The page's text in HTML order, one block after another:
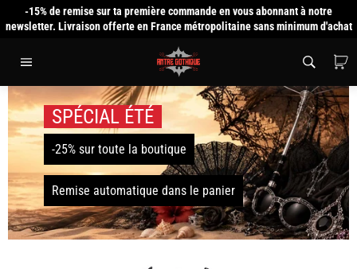
Passer
au
-15% de remise sur ta première commande en vous abonnant à notre
newsletter. Livraison offerte en France métropolitaine sans minimum d'achat
SPÉCIAL ÉTÉ
-25% sur toute la boutique
Remise automatique dans le panier